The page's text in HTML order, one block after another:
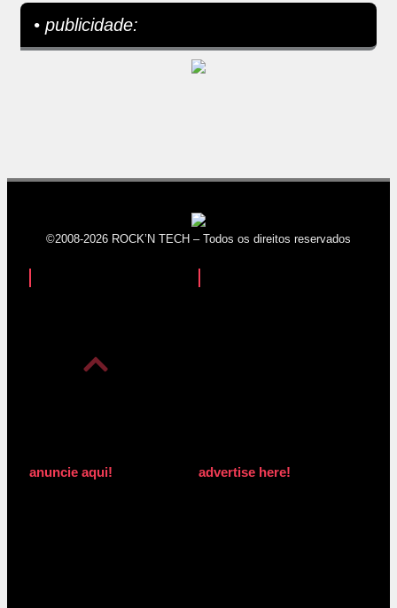
• publicidade:
©2008-2026 ROCK’N TECH – Todos os direitos reservados
anuncie aqui! advertise here!